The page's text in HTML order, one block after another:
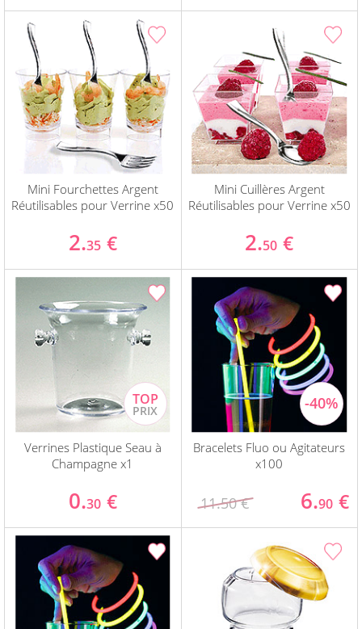
Mini Fourchettes Argent
Réutilisables pour Verrine x50
2.35 €
Mini Cuillères Argent
Réutilisables pour Verrine x50
2.50 €
Verrines Plastique Seau à
Champagne x1
0.30 €
Bracelets Fluo ou Agitateurs
x100
11.50 € 6.90 €